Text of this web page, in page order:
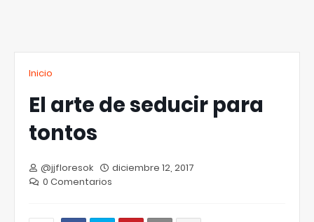
Inicio
El arte de seducir para
tontos
@jjfloresok
diciembre 12, 2017
0 Comentarios